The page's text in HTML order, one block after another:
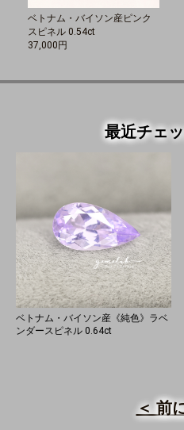
ベトナム・バイソン産ピンク
スピネル 0.54ct
37,000円
最近チェ
ベトナム・バイソン産《純色》ラベ
ンダースピネル 0.64ct
＜ 前